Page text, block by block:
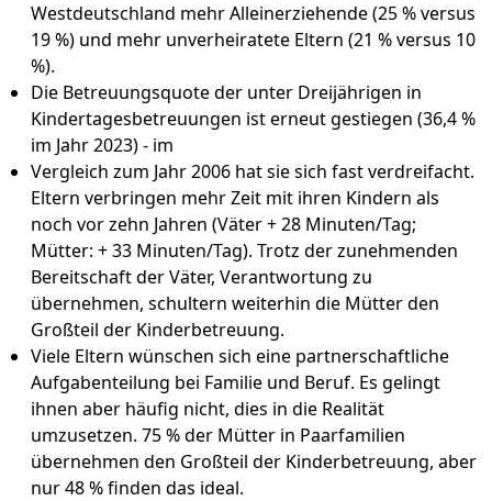
Westdeutschland mehr Alleinerziehende (25 % versus
19 %) und mehr unverheiratete Eltern (21 % versus 10
%).
Die Betreuungsquote der unter Dreijährigen in
Kindertagesbetreuungen ist erneut gestiegen (36,4 %
im Jahr 2023) - im
Vergleich zum Jahr 2006 hat sie sich fast verdreifacht.
Eltern verbringen mehr Zeit mit ihren Kindern als
noch vor zehn Jahren (Väter + 28 Minuten/Tag;
Mütter: + 33 Minuten/Tag). Trotz der zunehmenden
Bereitschaft der Väter, Verantwortung zu
übernehmen, schultern weiterhin die Mütter den
Großteil der Kinderbetreuung.
Viele Eltern wünschen sich eine partnerschaftliche
Aufgabenteilung bei Familie und Beruf. Es gelingt
ihnen aber häufig nicht, dies in die Realität
umzusetzen. 75 % der Mütter in Paarfamilien
übernehmen den Großteil der Kinderbetreuung, aber
nur 48 % finden das ideal.